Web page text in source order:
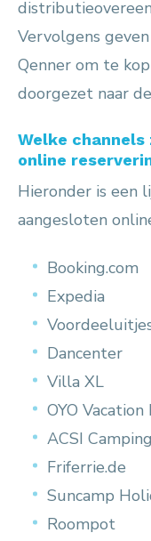
Vervolgens
Qenner om te
doorgezet naar
Welke
online
Hieronder is een
aangesloten
Booking.com
Expedia
Dancenter
Villa XL
OYO Vacation
ACSI
Friferrie.de
Suncamp
Roompot